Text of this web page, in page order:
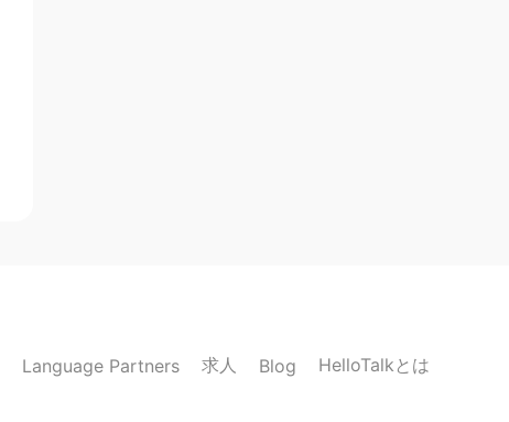
Language Partners 求人 Blog HelloTalkとは